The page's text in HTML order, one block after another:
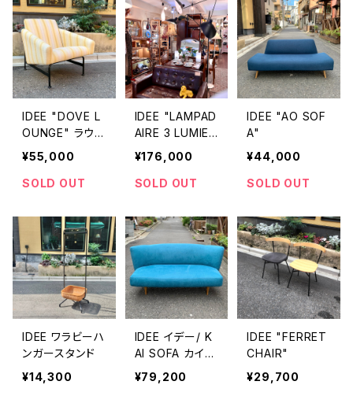
IDEE "DOVE L
OUNGE" ラウン
ジチェア
¥55,000
SOLD OUT
IDEE "LAMPAD
AIRE 3 LUMIER
ES"3灯フロアラ
¥176,000
SOLD OUT
IDEE "AO SOF
A"
¥44,000
SOLD OUT
IDEE ワラビーハ
ンガースタンド
¥14,300
IDEE イデー/ K
AI SOFA カイソ
ファ
¥79,200
IDEE "FERRET
CHAIR"
¥29,700